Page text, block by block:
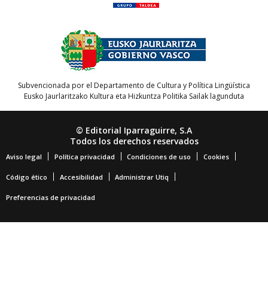
Subvencionada por el Departamento de Cultura y Política Lingüística
Eusko Jaurlaritzako Kultura eta Hizkuntza Politika Sailak lagunduta
© Editorial Iparraguirre, S.A
Todos los derechos reservados
Aviso legal Política privacidad Condiciones de uso Cookies
Código ético Accesibilidad Administrar Utiq
Preferencias de privacidad